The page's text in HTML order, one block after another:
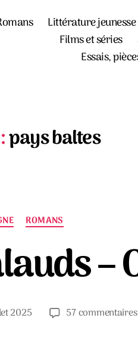
Littérature jeunesse
Films et séries
Essais,
pays baltes
Catégories
ROMANS
–
2025 57 commentaires